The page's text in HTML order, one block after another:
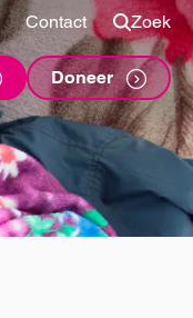
Contact Zoek
Doneer